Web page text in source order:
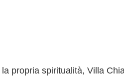
propria spiritualità, Villa